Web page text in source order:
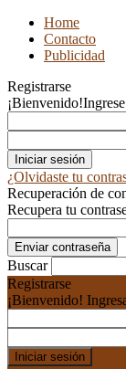
Home
Contacto
Publicidad
Registrarse
¡Bienvenido!
¿Olvidaste tu
Recuperación de
Recupera tu
Buscar
Registrarse
¡Bienvenido!